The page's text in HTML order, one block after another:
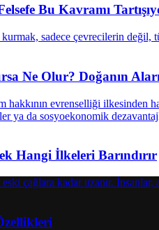
Bu Kavramı
Ne Olur? Doğanın
Hangi İlkeleri Barındırır